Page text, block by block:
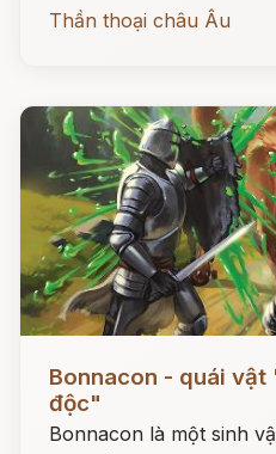
Thần thoại châu Âu
Bonnacon - quái
độc"
Bonnacon là một sinh